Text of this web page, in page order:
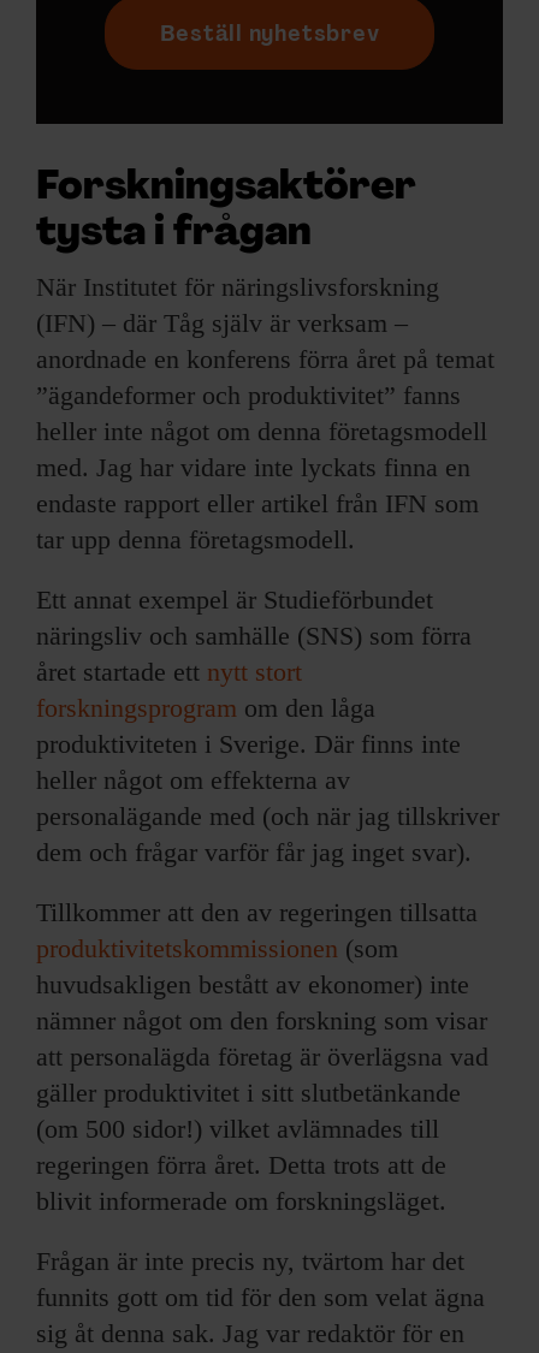
Beställ nyhetsbrev
Forskningsaktörer
tysta i frågan
När Institutet för näringslivsforskning
(IFN) – där Tåg själv är verksam –
anordnade en konferens förra året på temat
”ägandeformer och produktivitet” fanns
heller inte något om denna företagsmodell
med. Jag har vidare inte lyckats finna en
endaste rapport eller artikel från IFN som
tar upp denna företagsmodell.
Ett annat exempel är Studieförbundet
näringsliv och samhälle (SNS) som förra
året startade ett nytt stort
forskningsprogram om den låga
produktiviteten i Sverige. Där finns inte
heller något om effekterna av
personalägande med (och när jag tillskriver
dem och frågar varför får jag inget svar).
Tillkommer att den av regeringen tillsatta
produktivitetskommissionen (som
huvudsakligen bestått av ekonomer) inte
nämner något om den forskning som visar
att personalägda företag är överlägsna vad
gäller produktivitet i sitt slutbetänkande
(om 500 sidor!) vilket avlämnades till
regeringen förra året. Detta trots att de
blivit informerade om forskningsläget.
Frågan är inte precis ny, tvärtom har det
funnits gott om tid för den som velat ägna
sig åt denna sak. Jag var redaktör för en